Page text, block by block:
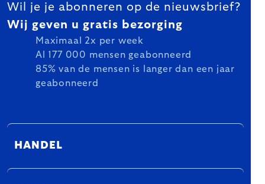
Wil je je abonneren op de nieuwsbrief?
Wij geven u gratis bezorging
Maximaal 2x per week
Al 177 000 mensen geabonneerd
85% van de mensen is langer dan een jaar
geabonneerd
HANDEL